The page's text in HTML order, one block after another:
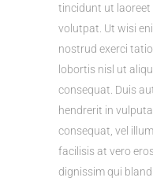
tincidunt ut laoreet
volutpat. Ut wisi
nostrud exerci
lobortis nisl ut
consequat. Duis
hendrerit in
consequat, vel
facilisis at vero
dignissim qui